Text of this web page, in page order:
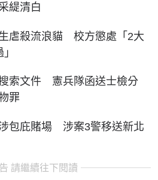
緹清白
虐殺流浪貓 校方懲處「2大
索文件 憲兵隊函送士檢分
罪
包庇賭場 涉案3警移送新北
請繼續往下閱讀